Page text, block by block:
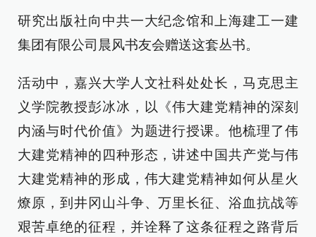
研究出版社向中共一大纪念馆和上海建工一建
集团有限公司晨风书友会赠送这套丛书。
活动中，嘉兴大学人文社科处处长，马克思主
义学院教授彭冰冰，以《伟大建党精神的深刻
内涵与时代价值》为题进行授课。他梳理了伟
大建党精神的四种形态，讲述中国共产党与伟
大建党精神的形成，伟大建党精神如何从星火
燎原，到井冈山斗争、万里长征、浴血抗战等
艰苦卓绝的征程，并诠释了这条征程之路背后